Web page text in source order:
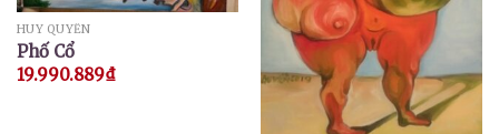
HUY QUYỂN
Phố Cổ
19.990.889₫